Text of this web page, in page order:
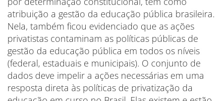
atribuição a gestão da educação pública brasileira.
Nela, também ficou evidenciado que as ações
privatistas contaminam as políticas públicas de
gestão da educação pública em todos os níveis
(federal, estaduais e municipais). O conjunto de
dados deve impelir a ações necessárias em uma
resposta direta às políticas de privatização da